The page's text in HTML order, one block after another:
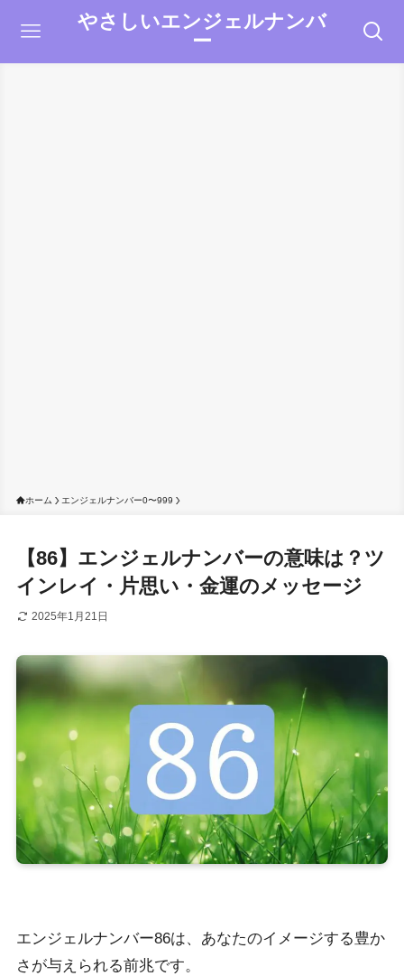
やさしいエンジェルナンバ
ー
ホーム エンジェルナンバー0〜999
【86】エンジェルナンバーの意味は？ツ
インレイ・片思い・金運のメッセージ
2025年1月21日
エンジェルナンバー86は、あなたのイメージする豊か
さが与えられる前兆です。